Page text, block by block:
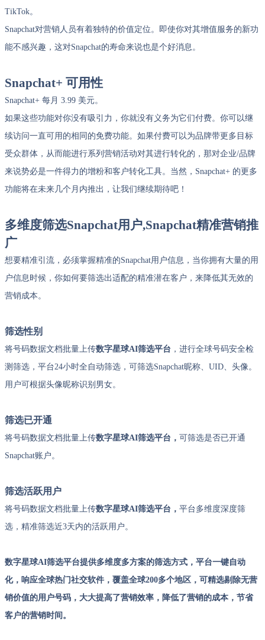
TikTok。
Snapchat对营销人员有着独特的价值定位。即使你对其增值服务的新功
能不感兴趣，这对Snapchat的寿命来说也是个好消息。
Snapchat+ 可用性
Snapchat+ 每月 3.99 美元。
如果这些功能对你没有吸引力，你就没有义务为它们付费。你可以继
续访问一直可用的相同的免费功能。如果付费可以为品牌带更多目标
受众群体，从而能进行系列营销活动对其进行转化的，那对企业/品牌
来说势必是一件得力的增粉和客户转化工具。当然，Snapchat+ 的更多
功能将在未来几个月内推出，让我们继续期待吧！
多维度筛选Snapchat用户,Snapchat精准营销推
广
想要精准引流，必须掌握精准的Snapchat用户信息，当你拥有大量的用
户信息时候，你如何要筛选出适配的精准潜在客户，来降低其无效的
营销成本。
筛选性别
将号码数据文档批量上传数字星球AI筛选平台 ，进行全球号码安全检
测筛选，平台24小时全自动筛选，可筛选Snapchat昵称、UID、头像。
用户可根据头像昵称识别男女。
筛选已开通
将号码数据文档批量上传数字星球AI筛选平台， 可筛选是否已开通
Snapchat账户。
筛选活跃用户
将号码数据文档批量上传数字星球AI筛选平台， 平台多维度深度筛
选，精准筛选近3天内的活跃用户。
数字星球AI筛选平台提供多维度多方案的筛选方式，平台一键自动
化，响应全球热门社交软件，覆盖全球200多个地区，可精选剔除无营
销价值的用户号码，大大提高了营销效率，降低了营销的成本，节省
客户的营销时间。